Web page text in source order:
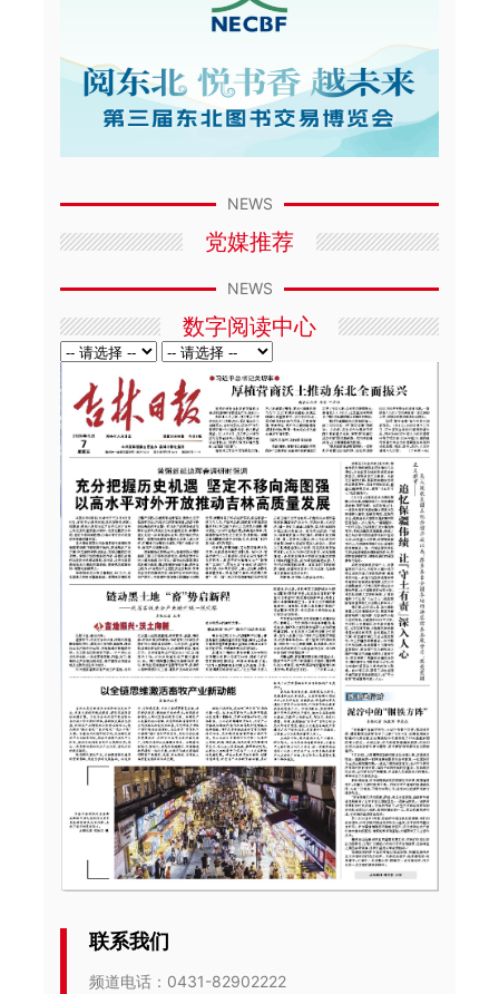
粮仓” 这家企业用了19年！
从改良土壤、选育品种，到探索智能种植模式，好
雨用时间丈量改变。30万亩自有种植基地，恰好落
在北纬45度的世界黄金水稻带，... [详细]
中国吉林网 2026-08-06
东北独一份！四平仁兴里靠啥实力出圈？
四平的夏夜，从市中心仁兴里檐角那串红灯笼亮
[详细]
中国吉林网 2026-08-05
“大美吉林 爱我家乡”书画作品展开展
为礼赞北国山河，赓续本土文脉，赋能文旅融合高
质量发展，由吉林省文化发展研究会、吉林省图书
馆联合主办，吉林省艺海书画院...
[详细]
中国吉林网 2026-08-05
“温馨工程·光明行”服务项目在长春启动
8月5日，2026-2027年度“温馨工程·光明行”服务
例白内障复明手术任务。中国狮...
中国吉林网
NEWS
党媒推荐
NEWS
数字阅读中心
联系我们
频道电话：0431-82902222